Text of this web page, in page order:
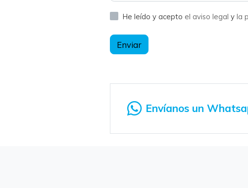
He leído y acepto el aviso legal y la
Enviar
Envíanos un